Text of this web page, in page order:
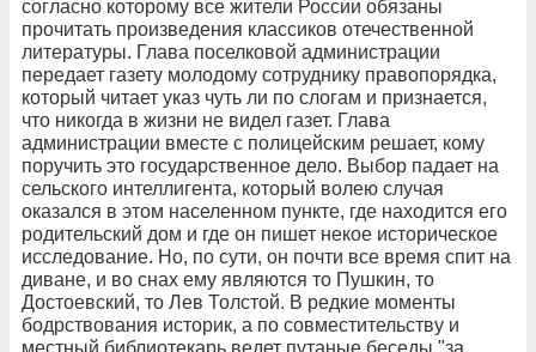
согласно которому все жители России обязаны
прочитать произведения классиков отечественной
литературы. Глава поселковой администрации
передает газету молодому сотруднику правопорядка,
который читает указ чуть ли по слогам и признается,
что никогда в жизни не видел газет. Глава
администрации вместе с полицейским решает, кому
поручить это государственное дело. Выбор падает на
сельского интеллигента, который волею случая
оказался в этом населенном пункте, где находится его
родительский дом и где он пишет некое историческое
исследование. Но, по сути, он почти все время спит на
диване, и во снах ему являются то Пушкин, то
Достоевский, то Лев Толстой. В редкие моменты
бодрствования историк, а по совместительству и
местный библиотекарь ведет путаные беседы "за